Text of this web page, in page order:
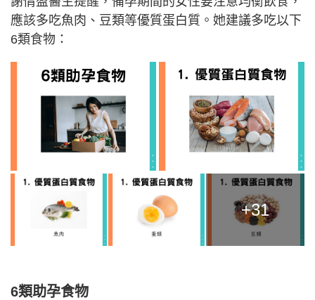
應該多吃魚肉、豆類等優質蛋白質。她建議多吃以下
6類食物：
+31
6類助孕食物